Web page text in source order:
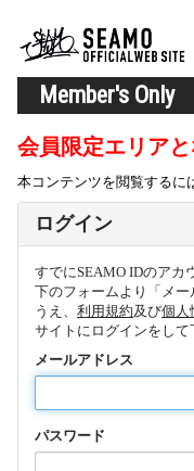
Member's Only
会員限定エリア
本コンテンツを閲覧するに
ログイン
すでにSEAMO IDのアカ
下のフォームより「メ
うえ、 利用規約及び個人
サイトにログインをして
メールアドレス
パスワード